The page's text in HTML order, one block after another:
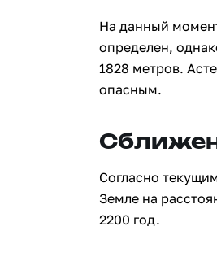
На данный
определен,
1828 метров.
опасным.
Согласно
Земле на
2200 год.